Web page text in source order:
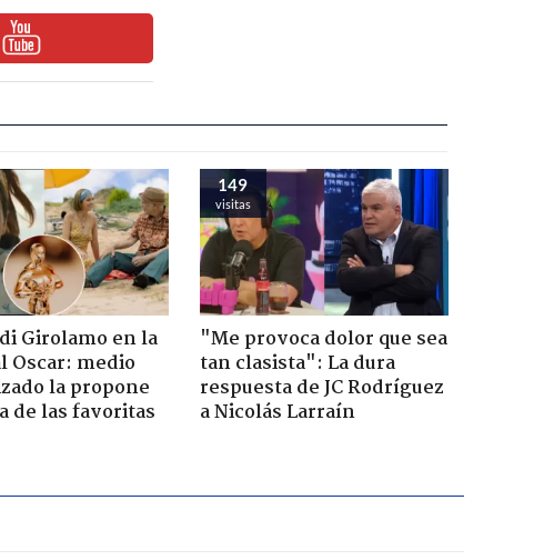
Girolamo en la
Oscar: medio
la propone
de las favoritas
149
visitas
"Me provoca dolor que sea
tan clasista": La dura
respuesta de JC Rodríguez
a Nicolás Larraín